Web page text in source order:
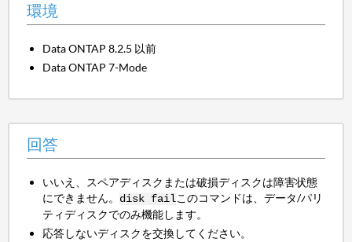
環境
Data ONTAP 8.2.5 以前
Data ONTAP 7-Mode
回答
いいえ、スペアディスクまたは破損ディスクは障害状態
にできません。 disk failこのコマンドは、データ/パリ
ティディスクでのみ機能します。
応答しないディスクを交換してください。